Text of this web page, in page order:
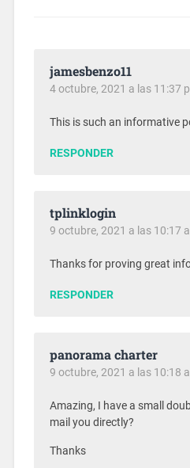
jamesbenzo11
4 octubre, 2021 a las 11:37
This is such an informative
RESPONDER
tplinklogin
9 octubre, 2021 a las 10:17
Thanks for proving great
RESPONDER
panorama charter
9 octubre, 2021 a las 10:18
Amazing, I have a small
mail you directly?
Thanks